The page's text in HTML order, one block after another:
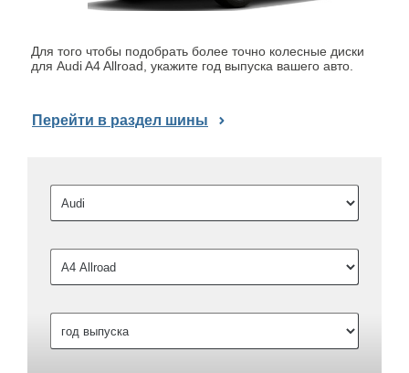
Для того чтобы подобрать более точно колесные диски
для Audi A4 Allroad, укажите год выпуска вашего авто.
Перейти в раздел шины